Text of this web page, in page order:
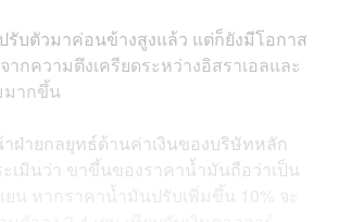
บตัวมาค่อนข้างสูงแล้ว แต่ก็ยังมีโอกาส
กความตึงเครียดระหว่างอิสราเอลและ
มากขึ้น
าฝ่ายกลยุทธ์ด้านค่าเงินของบริษัทหลัก
เมินว่า ขาขึ้นของราคาน้ำมันถือว่าเป็น
ยน หากราคาน้ำมันปรับเพิ่มขึ้น 10% จะ